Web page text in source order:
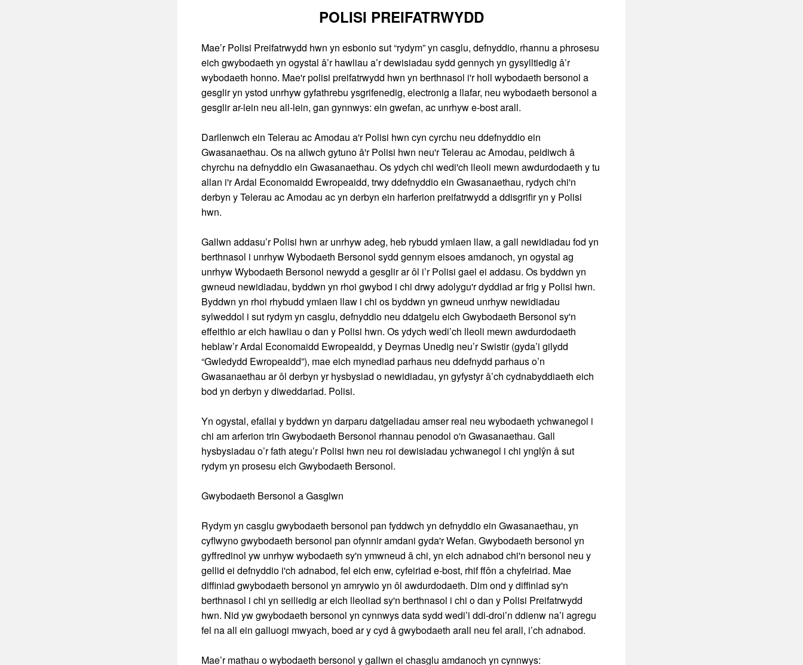
POLISI PREIFATRWYDD
Mae’r Polisi Preifatrwydd hwn yn esbonio sut “rydym” yn casglu, defnyddio, rhannu a phrosesu
eich gwybodaeth yn ogystal â’r hawliau a’r dewisiadau sydd gennych yn gysylltiedig â’r
wybodaeth honno. Mae'r polisi preifatrwydd hwn yn berthnasol i'r holl wybodaeth bersonol a
gesglir yn ystod unrhyw gyfathrebu ysgrifenedig, electronig a llafar, neu wybodaeth bersonol a
gesglir ar-lein neu all-lein, gan gynnwys: ein gwefan, ac unrhyw e-bost arall.
Darllenwch ein Telerau ac Amodau a'r Polisi hwn cyn cyrchu neu ddefnyddio ein
Gwasanaethau. Os na allwch gytuno â'r Polisi hwn neu'r Telerau ac Amodau, peidiwch â
chyrchu na defnyddio ein Gwasanaethau. Os ydych chi wedi'ch lleoli mewn awdurdodaeth y tu
allan i'r Ardal Economaidd Ewropeaidd, trwy ddefnyddio ein Gwasanaethau, rydych chi'n
derbyn y Telerau ac Amodau ac yn derbyn ein harferion preifatrwydd a ddisgrifir yn y Polisi
hwn.
Gallwn addasu’r Polisi hwn ar unrhyw adeg, heb rybudd ymlaen llaw, a gall newidiadau fod yn
berthnasol i unrhyw Wybodaeth Bersonol sydd gennym eisoes amdanoch, yn ogystal ag
unrhyw Wybodaeth Bersonol newydd a gesglir ar ôl i’r Polisi gael ei addasu. Os byddwn yn
gwneud newidiadau, byddwn yn rhoi gwybod i chi drwy adolygu'r dyddiad ar frig y Polisi hwn.
Byddwn yn rhoi rhybudd ymlaen llaw i chi os byddwn yn gwneud unrhyw newidiadau
sylweddol i sut rydym yn casglu, defnyddio neu ddatgelu eich Gwybodaeth Bersonol sy'n
effeithio ar eich hawliau o dan y Polisi hwn. Os ydych wedi’ch lleoli mewn awdurdodaeth
heblaw’r Ardal Economaidd Ewropeaidd, y Deyrnas Unedig neu’r Swistir (gyda’i gilydd
“Gwledydd Ewropeaidd”), mae eich mynediad parhaus neu ddefnydd parhaus o’n
Gwasanaethau ar ôl derbyn yr hysbysiad o newidiadau, yn gyfystyr â’ch cydnabyddiaeth eich
bod yn derbyn y diweddariad. Polisi.
Yn ogystal, efallai y byddwn yn darparu datgeliadau amser real neu wybodaeth ychwanegol i
chi am arferion trin Gwybodaeth Bersonol rhannau penodol o'n Gwasanaethau. Gall
hysbysiadau o’r fath ategu’r Polisi hwn neu roi dewisiadau ychwanegol i chi ynglŷn â sut
rydym yn prosesu eich Gwybodaeth Bersonol.
Gwybodaeth Bersonol a Gasglwn
Rydym yn casglu gwybodaeth bersonol pan fyddwch yn defnyddio ein Gwasanaethau, yn
cyflwyno gwybodaeth bersonol pan ofynnir amdani gyda'r Wefan. Gwybodaeth bersonol yn
gyffredinol yw unrhyw wybodaeth sy'n ymwneud â chi, yn eich adnabod chi'n bersonol neu y
gellid ei defnyddio i'ch adnabod, fel eich enw, cyfeiriad e-bost, rhif ffôn a chyfeiriad. Mae
diffiniad gwybodaeth bersonol yn amrywio yn ôl awdurdodaeth. Dim ond y diffiniad sy'n
berthnasol i chi yn seiliedig ar eich lleoliad sy'n berthnasol i chi o dan y Polisi Preifatrwydd
hwn. Nid yw gwybodaeth bersonol yn cynnwys data sydd wedi’i ddi-droi’n ddienw na’i agregu
fel na all ein galluogi mwyach, boed ar y cyd â gwybodaeth arall neu fel arall, i’ch adnabod.
Mae’r mathau o wybodaeth bersonol y gallwn ei chasglu amdanoch yn cynnwys: